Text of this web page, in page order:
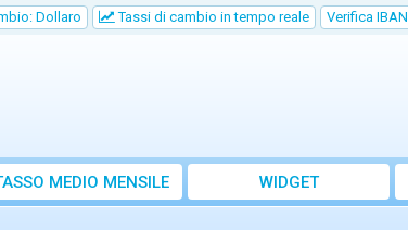
Dollaro Tassi di cambio in tempo reale Verifica IBAN
MEDIO MENSILE WIDGET